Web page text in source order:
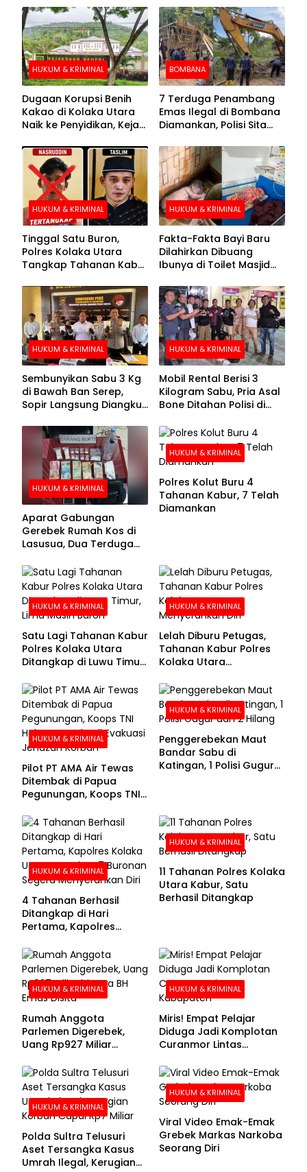
HUKUM & KRIMINAL
Dugaan Korupsi Benih
Kakao di Kolaka Utara
Naik ke Penyidikan, Kejari
BOMBANA
7 Terduga Penambang
Emas Ilegal di Bombana
Diamankan, Polisi Sita
Crusher
HUKUM & KRIMINAL
Tinggal Satu Buron,
Polres Kolaka Utara
Tangkap Tahanan Kabur
Pengejaran
HUKUM & KRIMINAL
Fakta-Fakta Bayi Baru
Dilahirkan Dibuang
Ibunya di Toilet Masjid
HUKUM & KRIMINAL
Sembunyikan Sabu 3 Kg
di Bawah Ban Serep,
Sopir Langsung Diangkut
HUKUM & KRIMINAL
Mobil Rental Berisi 3
Kilogram Sabu, Pria Asal
Bone Ditahan Polisi di
HUKUM & KRIMINAL
Aparat Gabungan
Gerebek Rumah Kos di
Lasusua, Dua Terduga
HUKUM & KRIMINAL
Polres Kolut Buru 4
Tahanan Kabur, 7 Telah
Diamankan
HUKUM & KRIMINAL
Satu Lagi Tahanan Kabur
Polres Kolaka Utara
Ditangkap di Luwu Timur,
HUKUM & KRIMINAL
Lelah Diburu Petugas,
Tahanan Kabur Polres
Kolaka Utara
HUKUM & KRIMINAL
Pilot PT AMA Air Tewas
Ditembak di Papua
Pegunungan, Koops TNI
Evakuasi Jenazah
Korban
HUKUM & KRIMINAL
Penggerebekan Maut
Bandar Sabu di
Katingan, 1 Polisi Gugur
HUKUM & KRIMINAL
4 Tahanan Berhasil
Ditangkap di Hari
Pertama, Kapolres
Buronan Segera
Menyerahkan Diri
HUKUM & KRIMINAL
11 Tahanan Polres Kolaka
Utara Kabur, Satu
Berhasil Ditangkap
HUKUM & KRIMINAL
Rumah Anggota
Parlemen Digerebek,
Uang Rp927 Miliar
HUKUM & KRIMINAL
Miris! Empat Pelajar
Diduga Jadi Komplotan
Curanmor Lintas
HUKUM & KRIMINAL
Polda Sultra Telusuri
Aset Tersangka Kasus
Umrah Ilegal, Kerugian
HUKUM & KRIMINAL
Viral Video Emak-Emak
Grebek Markas Narkoba
Seorang Diri